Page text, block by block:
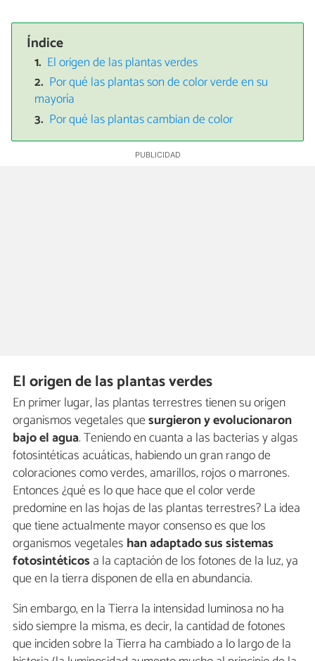
Índice
El origen de las plantas verdes
Por qué las plantas son de color verde en su
mayoría
Por qué las plantas cambian de color
El origen de las plantas verdes
En primer lugar, las plantas terrestres tienen su origen
organismos vegetales quesurgieron y evolucionaron
bajo el agua. Teniendo en cuanta a las bacterias y algas
fotosintéticas acuáticas, habiendo un gran rango de
coloraciones como verdes, amarillos, rojos o marrones.
Entonces ¿qué es lo que hace que el color verde
predomine en las hojas de las plantas terrestres? La idea
que tiene actualmente mayor consenso es que los
organismos vegetales han adaptado sus sistemas
fotosintéticos a la captación de los fotones de la luz, ya
que en la tierra disponen de ella en abundancia.
Sin embargo, en la Tierra la intensidad luminosa no ha
sido siempre la misma, es decir, la cantidad de fotones
que inciden sobre la Tierra ha cambiado a lo largo de la